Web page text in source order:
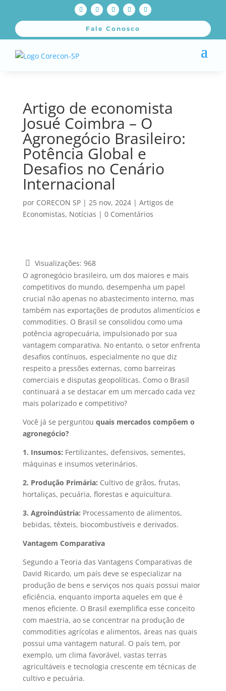
Fale Conosco
Artigo de economista
Josué Coimbra – O
Agronegócio Brasileiro:
Potência Global e
Desafios no Cenário
Internacional
por CORECON SP| 25 nov, 2024| Artigos de
Economistas, Notícias | 0 Comentários
Visualizações: 968
O agronegócio brasileiro, um dos maiores e mais
competitivos do mundo, desempenha um papel
crucial não apenas no abastecimento interno, mas
também nas exportações de produtos alimentícios e
commodities. O Brasil se consolidou como uma
potência agropecuária, impulsionado por sua
vantagem comparativa. No entanto, o setor enfrenta
desafios contínuos, especialmente no que diz
respeito a pressões externas, como barreiras
comerciais e disputas geopolíticas. Como o Brasil
continuará a se destacar em um mercado cada vez
mais polarizado e competitivo?
Você já se perguntou quais mercados compõem o
agronegócio?
1. Insumos: Fertilizantes, defensivos, sementes,
máquinas e insumos veterinários.
2. Produção Primária: Cultivo de grãos, frutas,
hortaliças, pecuária, florestas e aquicultura.
3. Agroindústria: Processamento de alimentos,
bebidas, têxteis, biocombustíveis e derivados.
Vantagem Comparativa
Segundo a Teoria das Vantagens Comparativas de
David Ricardo, um país deve se especializar na
produção de bens e serviços nos quais possui maior
eficiência, enquanto importa aqueles em que é
menos eficiente. O Brasil exemplifica esse conceito
com maestria, ao se concentrar na produção de
commodities agrícolas e alimentos, áreas nas quais
possui uma vantagem natural. O país tem, por
exemplo, um clima favorável, vastas terras
agricultáveis e tecnologia crescente em técnicas de
cultivo e pecuária.